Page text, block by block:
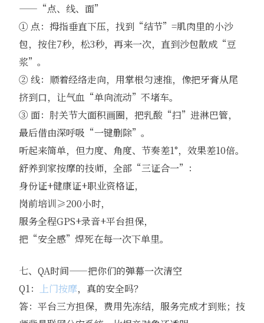
——“点、线、面”
① 点：拇指垂直下压，找到“结节”=肌肉里的小沙
包，按住7秒，松3秒，再来一次，直到沙包散成“豆
浆”。
② 线：顺着经络走向，用掌根匀速推，像把牙膏从尾
挤到口，让气血“单向流动”不堵车。
③ 面：肘关节大面积画圈，把乳酸“扫”进淋巴管，
最后借由深呼吸“一键删除”。
听起来简单，但力度、角度、节奏差1°，效果差10倍。
舒养到家按摩的技师，全部“三证合一”：
身份证+健康证+职业资格证，
岗前培训≥200小时，
服务全程GPS+录音+平台担保，
把“安全感”焊死在每一次下单里。
七、QA时间——把你们的弹幕一次清空
Q1：
上门按摩，真的安全吗？
答：平台三方担保，费用先冻结，服务完成才到账；技